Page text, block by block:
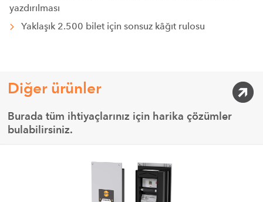
yazdırılması
Yaklaşık 2.500 bilet için sonsuz kâğıt rulosu
Diğer ürünler
Burada tüm ihtiyaçlarınız için harika çözümler
bulabilirsiniz.